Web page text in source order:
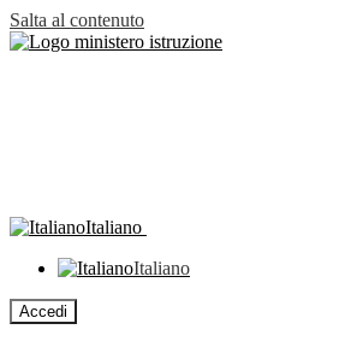
Salta al contenuto
Italiano
Italiano
Accedi